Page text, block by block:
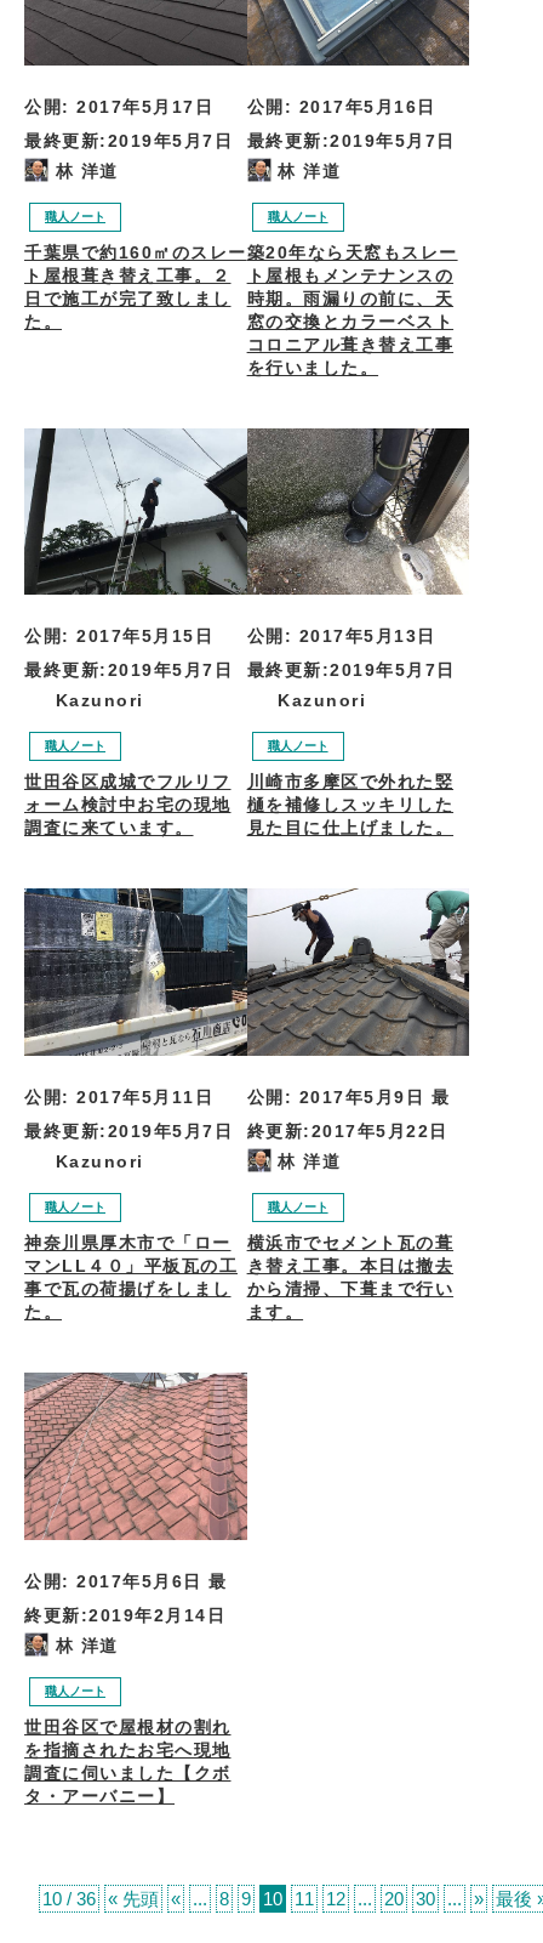
公開: 2017年5月17日
最終更新:2019年5月7日
林 洋道
職人ノート
千葉県で約160㎡のスレー
ト屋根葺き替え工事。２
日で施工が完了致しまし
た。
公開: 2017年5月16日
最終更新:2019年5月7日
林 洋道
職人ノート
築20年なら天窓もスレー
ト屋根もメンテナンスの
時期。雨漏りの前に、天
窓の交換とカラーベスト
コロニアル葺き替え工事
を行いました。
公開: 2017年5月15日
最終更新:2019年5月7日
Kazunori
職人ノート
世田谷区成城でフルリフ
ォーム検討中お宅の現地
調査に来ています。
公開: 2017年5月13日
最終更新:2019年5月7日
Kazunori
職人ノート
川崎市多摩区で外れた竪
樋を補修しスッキリした
見た目に仕上げました。
公開: 2017年5月11日
最終更新:2019年5月7日
Kazunori
職人ノート
神奈川県厚木市で「ロー
マンLL４０」平板瓦の工
事で瓦の荷揚げをしまし
た。
公開: 2017年5月9日
最
終更新:2017年5月22日
林 洋道
職人ノート
横浜市でセメント瓦の葺
き替え工事。本日は撤去
から清掃、下葺まで行い
ます。
公開: 2017年5月6日 最
終更新:2019年2月14日
林 洋道
職人ノート
世田谷区で屋根材の割れ
を指摘されたお宅へ現地
調査に伺いました【クボ
タ・アーバニー】
10 / 36 « 先頭 « ... 8 9 10 11 12 ... 20 30 ... » 最後